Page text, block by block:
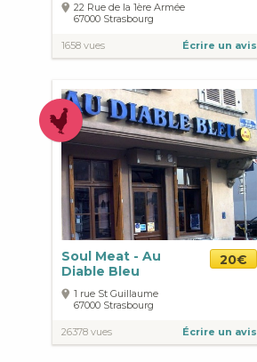
22 Rue de la 1ère Armée
67000 Strasbourg
1658 vues Écrire un avis
Soul Meat - Au
Diable Bleu
20€
1 rue St Guillaume
67000 Strasbourg
26378 vues Écrire un avis